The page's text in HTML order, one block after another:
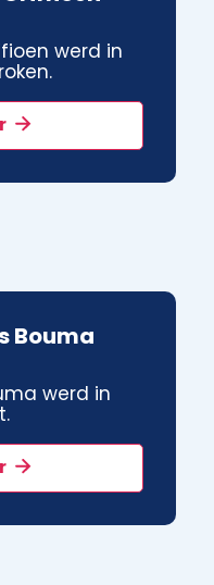
werd in
Bouma
werd in